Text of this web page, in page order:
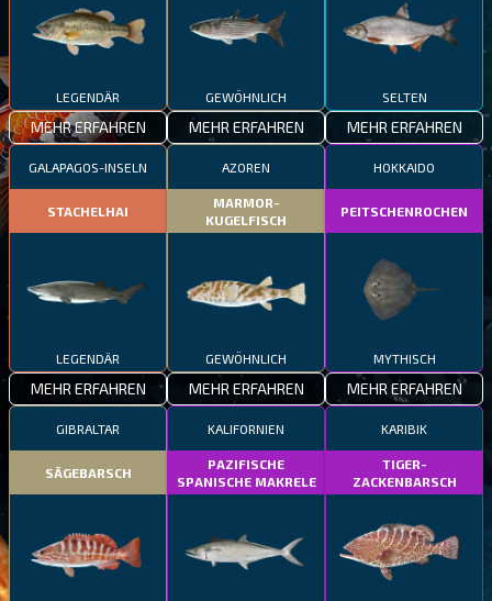
LEGENDÄR
MEHR ERFAHREN
GEWÖHNLICH
MEHR ERFAHREN
SELTEN
MEHR ERFAHREN
GALAPAGOS-INSELN
STACHELHAI
LEGENDÄR
MEHR ERFAHREN
AZOREN
MARMOR-
KUGELFISCH
GEWÖHNLICH
MEHR ERFAHREN
HOKKAIDO
PEITSCHENROCHEN
MYTHISCH
MEHR ERFAHREN
GIBRALTAR
SÄGEBARSCH
KALIFORNIEN
PAZIFISCHE
SPANISCHE MAKRELE
KARIBIK
TIGER-
ZACKENBARSCH